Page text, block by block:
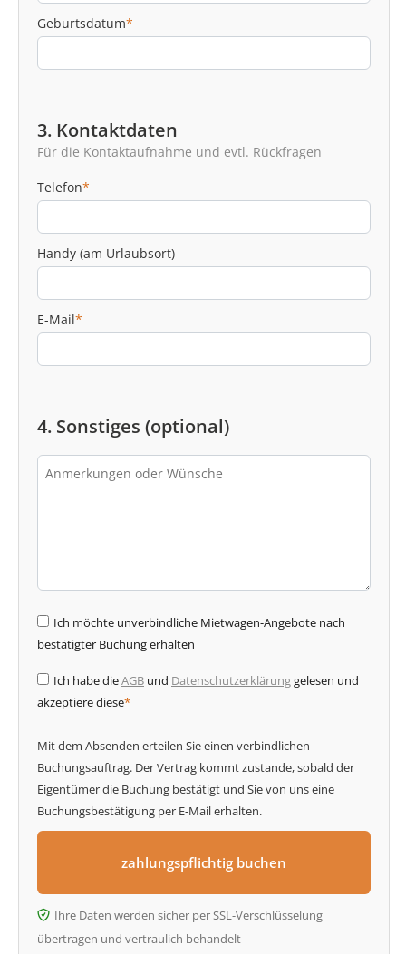
Geburtsdatum*
3. Kontaktdaten
Für die Kontaktaufnahme und evtl. Rückfragen
Telefon*
Handy (am Urlaubsort)
E-Mail*
4. Sonstiges (optional)
Ich möchte unverbindliche Mietwagen-Angebote nach
bestätigter Buchung erhalten
Ich habe dieAGB und Datenschutzerklärunggelesen und
akzeptiere diese*
Mit dem Absenden erteilen Sie einen verbindlichen
Buchungsauftrag. Der Vertrag kommt zustande, sobald der
Eigentümer die Buchung bestätigt und Sie von uns eine
Buchungsbestätigung per E-Mail erhalten.
Ihre Daten werden sicher per SSL-Verschlüsselung
übertragen und vertraulich behandelt